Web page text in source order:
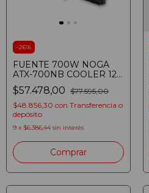
-26%
FUENTE 700W NOGA
ATX-700NB COOLER 120
NEGRA
$57.478,00 $77.595,00
$48.856,30 con Transferencia o
depósito
9 x $6.386,44 sin interés